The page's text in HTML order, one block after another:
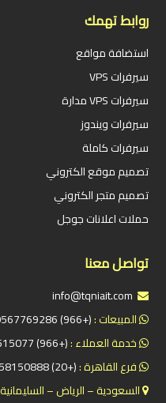
روابط تهمك
استضافة مواقع
سيرفرات VPS
سيرفرات VPS مدارة
سيرفرات ويندوز
سيرفرات كاملة
تصميم موقع الكتروني
تصميم متجر الكتروني
حملات اعلانات جوجل
تواصل معنا
المبيعات :(+966) 0567769286
خدمة العملاء :(+966) 0565515077
فرع القاهرة :(+20) 01158150888
السعودية – الرياض –